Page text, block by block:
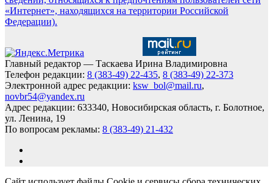
«Интернет», находящихся на территории Российской
Федерации).
Главный редактор — Таскаева Ирина Владимировна
Телефон редакции: 8 (383-49) 22-435, 8 (383-49) 22-373
Электронной адрес редакции: ksw_bol@mail.ru,
novbr54@yandex.ru
Адрес редакции: 633340, Новосибирская область, г. Болотное,
ул. Ленина, 19
По вопросам рекламы: 8 (383-49) 21-432